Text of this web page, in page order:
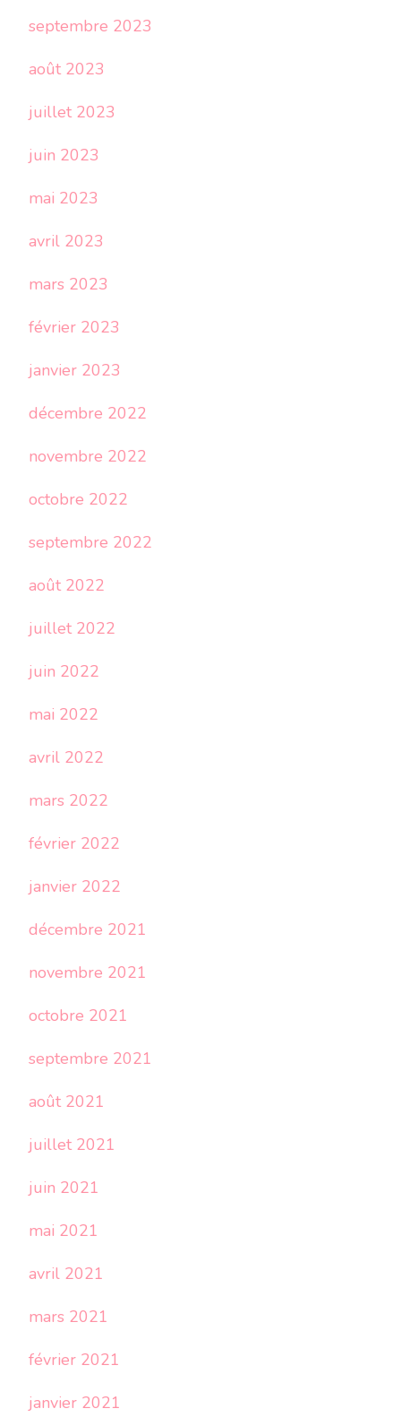
septembre 2023
août 2023
juillet 2023
juin 2023
mai 2023
avril 2023
mars 2023
février 2023
janvier 2023
décembre 2022
novembre 2022
octobre 2022
septembre 2022
août 2022
juillet 2022
juin 2022
mai 2022
avril 2022
mars 2022
février 2022
janvier 2022
décembre 2021
novembre 2021
octobre 2021
septembre 2021
août 2021
juillet 2021
juin 2021
mai 2021
avril 2021
mars 2021
février 2021
janvier 2021